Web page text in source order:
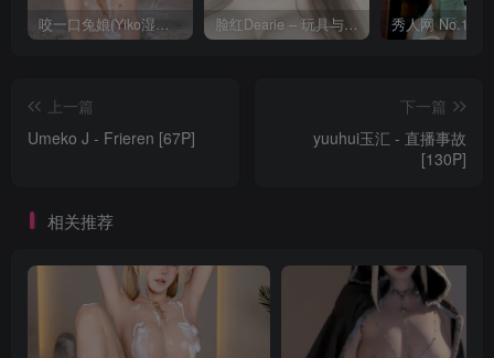
咬一口兔娘(Yiko湿润兔) – 8月 鸣潮-芙露德莉斯 [63P]
上一篇
Umeko J - Frieren [67P]
下一篇
yuuhui玉汇 - 直播事故
[130P]
相关推荐